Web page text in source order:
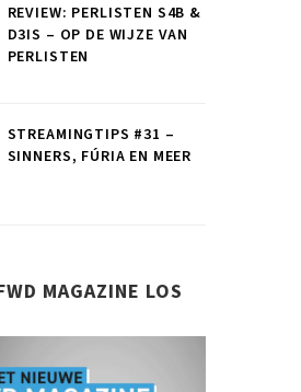
REVIEW: PERLISTEN S4B &
D3IS – OP DE WIJZE VAN
PERLISTEN
STREAMINGTIPS #31 –
SINNERS, FÚRIA EN MEER
MAGAZINE LOS